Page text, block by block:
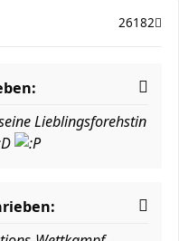
26182
Lieblingsforehstin